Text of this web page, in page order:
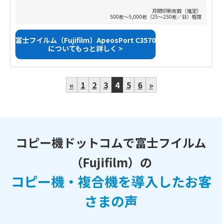
月間印刷枚数（推定）
500枚～5,000枚（25～250枚／日）程度
富士フイルム（Fujifilm）ApeosPort C3570
についてもっと詳しく >
« 1 2 3 4 5 6 »
コピー機ドットコムで富士フイルム
（Fujifilm）の
コピー機・複合機を導入したお客
さまの声